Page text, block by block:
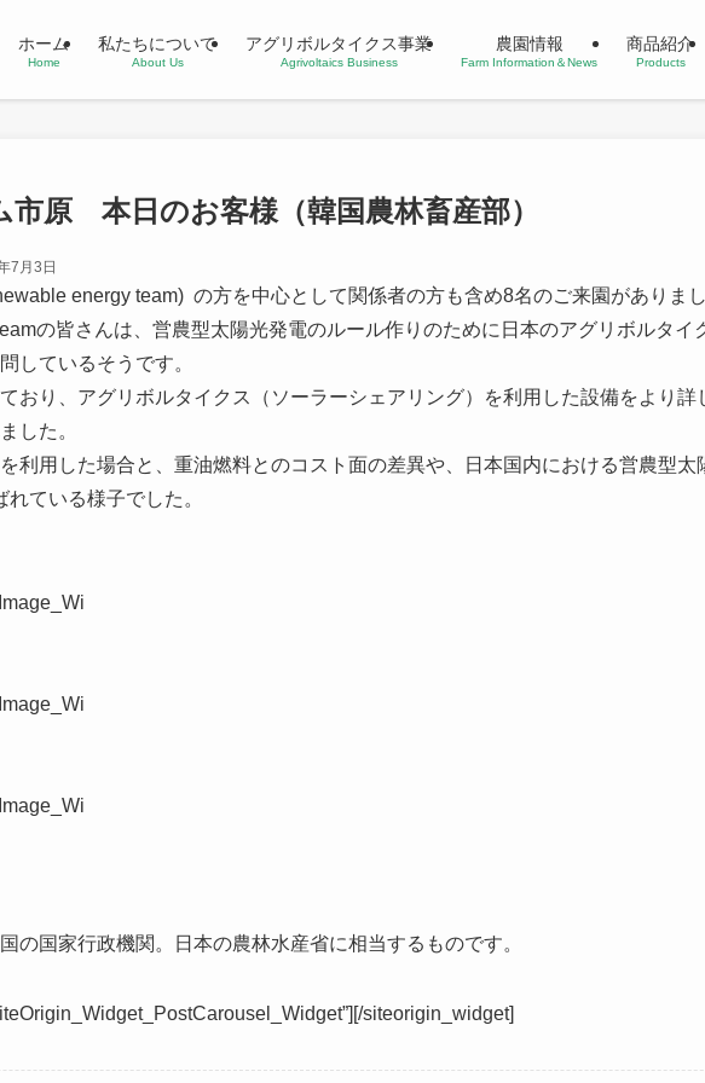
ホーム
Home
私たちについて
About Us
アグリボルタイクス事業
Agrivoltaics Business
農園情報
Farm Information＆News
商品紹介
Products
市原 本日のお客様（韓国農林畜産部）
7月3日
energy team) の方を中心として関係者の方も含め8名のご来園がありまし
の皆さんは、営農型太陽光発電のルール作りのために日本のアグリボルタイ
しているそうです。
おり、 アグリボルタイクス（ソーラーシェアリング）
を利用した設備をより詳
した。
利用した場合と、重油燃料とのコスト面の差異や、日本国内における営農型太
ている様子でした。
の国家行政機関。日本の農林水産省に相当するものです。
[/siteorigin_widget]